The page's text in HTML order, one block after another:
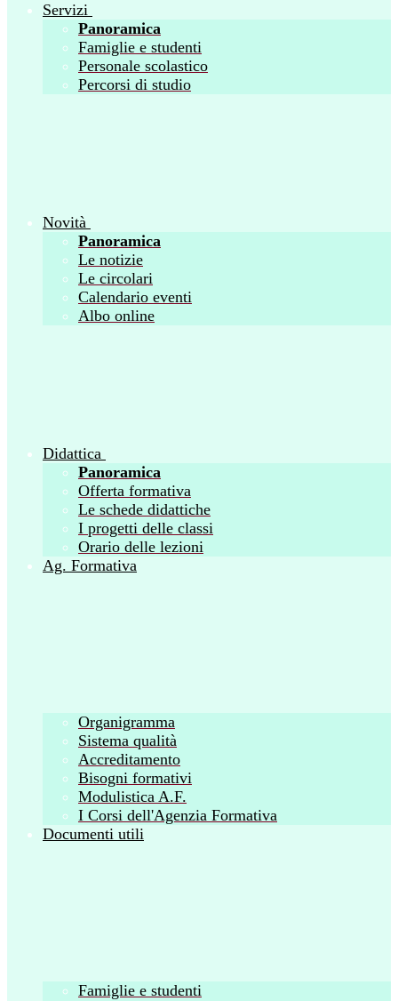
Servizi
Panoramica
Famiglie e studenti
Personale scolastico
Percorsi di studio
Novità
Panoramica
Le notizie
Le circolari
Calendario eventi
Albo online
Didattica
Panoramica
Offerta formativa
Le schede didattiche
I progetti delle classi
Orario delle lezioni
Ag. Formativa
Organigramma
Sistema qualità
Accreditamento
Bisogni formativi
Modulistica A.F.
I Corsi dell'Agenzia Formativa
Documenti utili
Famiglie e studenti